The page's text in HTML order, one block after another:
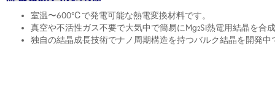
室温〜600℃で発電可能な熱電変換材料です。
真空や不活性ガス不要で大気中で簡易にMg2Si熱電用結晶を合
独自の結晶成長技術でナノ周期構造を持つバルク結晶を開発中